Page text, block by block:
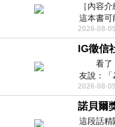
［內容
這本書
（Adam
2026-08-05
看了
友說：「
且眼光高
2026-08-05
這段話精